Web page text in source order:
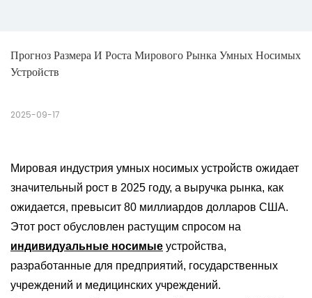
Прогноз Размера И Роста Мирового Рынка Умных Носимых
Устройств
2025-09-17
Мировая индустрия умных носимых устройств ожидает
значительный рост в 2025 году, а выручка рынка, как
ожидается, превысит 80 миллиардов долларов США.
Этот рост обусловлен растущим спросом на
индивидуальные носимые устройства,
разработанные для предприятий, государственных
учреждений и медицинских учреждений.